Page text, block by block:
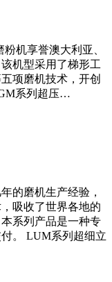
机享誉澳大利亚、
机型采用了梯形工
项磨机技术，开创
系列超压…
的磨机生产经验，
吸收了世界各地的
系列产品是一种专
。 LUM系列超细立